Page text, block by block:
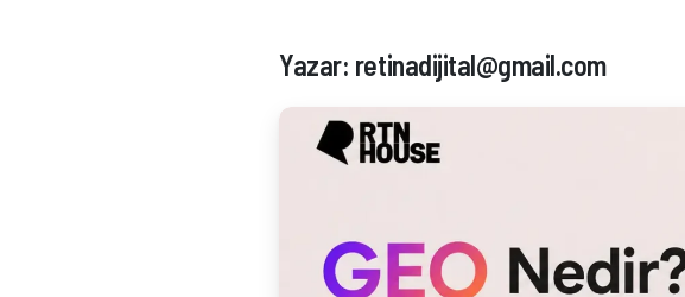
Yazar: retinadijital@gmail.com